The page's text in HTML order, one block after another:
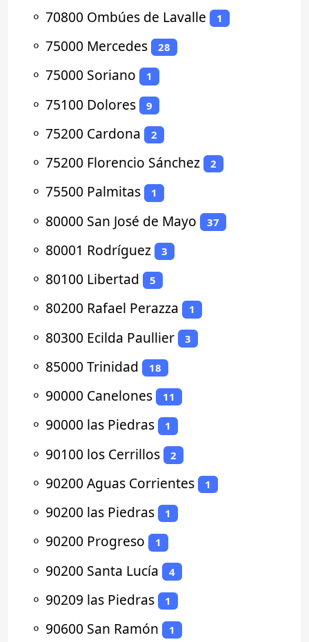
⚬ 70800 Ombúes de Lavalle 1
⚬ 75000 Mercedes 28
⚬ 75000 Soriano 1
⚬ 75100 Dolores 9
⚬ 75200 Cardona 2
⚬ 75200 Florencio Sánchez 2
⚬ 75500 Palmitas 1
⚬ 80000 San José de Mayo 37
⚬ 80001 Rodríguez 3
⚬ 80100 Libertad 5
⚬ 80200 Rafael Perazza 1
⚬ 80300 Ecilda Paullier 3
⚬ 85000 Trinidad 18
⚬ 90000 Canelones 11
⚬ 90000 las Piedras 1
⚬ 90100 los Cerrillos 2
⚬ 90200 Aguas Corrientes 1
⚬ 90200 las Piedras 1
⚬ 90200 Progreso 1
⚬ 90200 Santa Lucía 4
⚬ 90209 las Piedras 1
⚬ 90600 San Ramón 1